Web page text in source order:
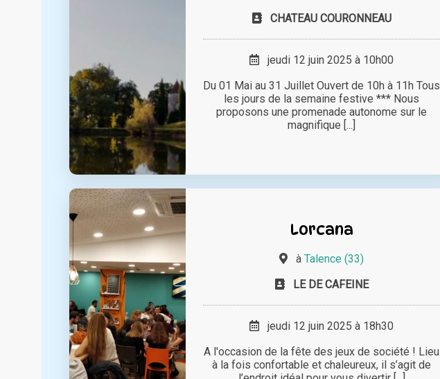
CHATEAU COURONNEAU
jeudi 12 juin 2025 à 10h00
Du 01 Mai au 31 Juillet Ouvert de 10h à 11h Tous
les jours de la semaine festive *** Nous
proposons une promenade autonome sur le
magnifique [...]
Lorcana
àTalence (33)
LE DE CAFEINE
jeudi 12 juin 2025 à 18h30
A l'occasion de la fête des jeux de société ! Lieu
à la fois confortable et chaleureux, il s’agit de